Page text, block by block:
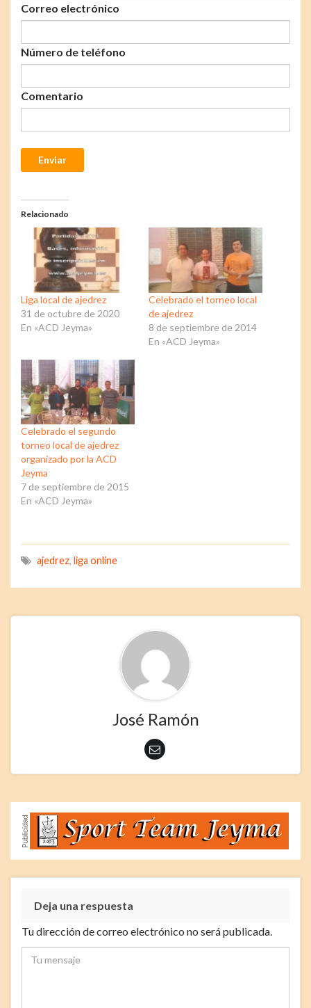
Correo electrónico
Número de teléfono
Comentario
Enviar
Relacionado
Liga local de ajedrez
31 de octubre de 2020
En «ACD Jeyma»
Celebrado el torneo local
de ajedrez
8 de septiembre de 2014
En «ACD Jeyma»
Celebrado el segundo
torneo local de ajedrez
organizado por la ACD
Jeyma
7 de septiembre de 2015
En «ACD Jeyma»
ajedrez, liga online
José Ramón
Deja una respuesta
Tu dirección de correo electrónico no será publicada.